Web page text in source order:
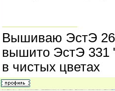
Вышиваю ЭстЭ
вышито ЭстЭ 331
в чистых цветах